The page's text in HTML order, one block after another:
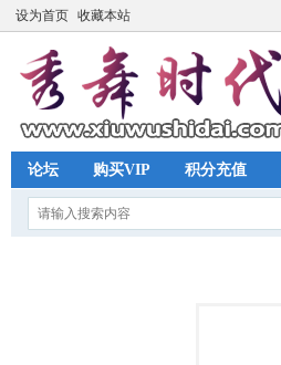
设为首页 收藏本站
论坛 购买VIP 积分充值